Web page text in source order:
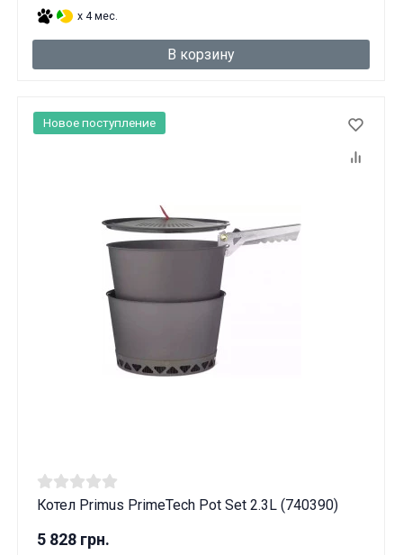
x 4 мес.
В корзину
Котел Primus PrimeTech Pot Set 2.3L (740390)
5 828 грн.
Новое поступление
Данные товары продаются лицам,